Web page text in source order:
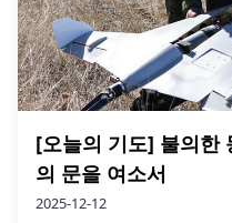
[오늘의 기도] 불의한
의 문을 여소서
2025-12-12